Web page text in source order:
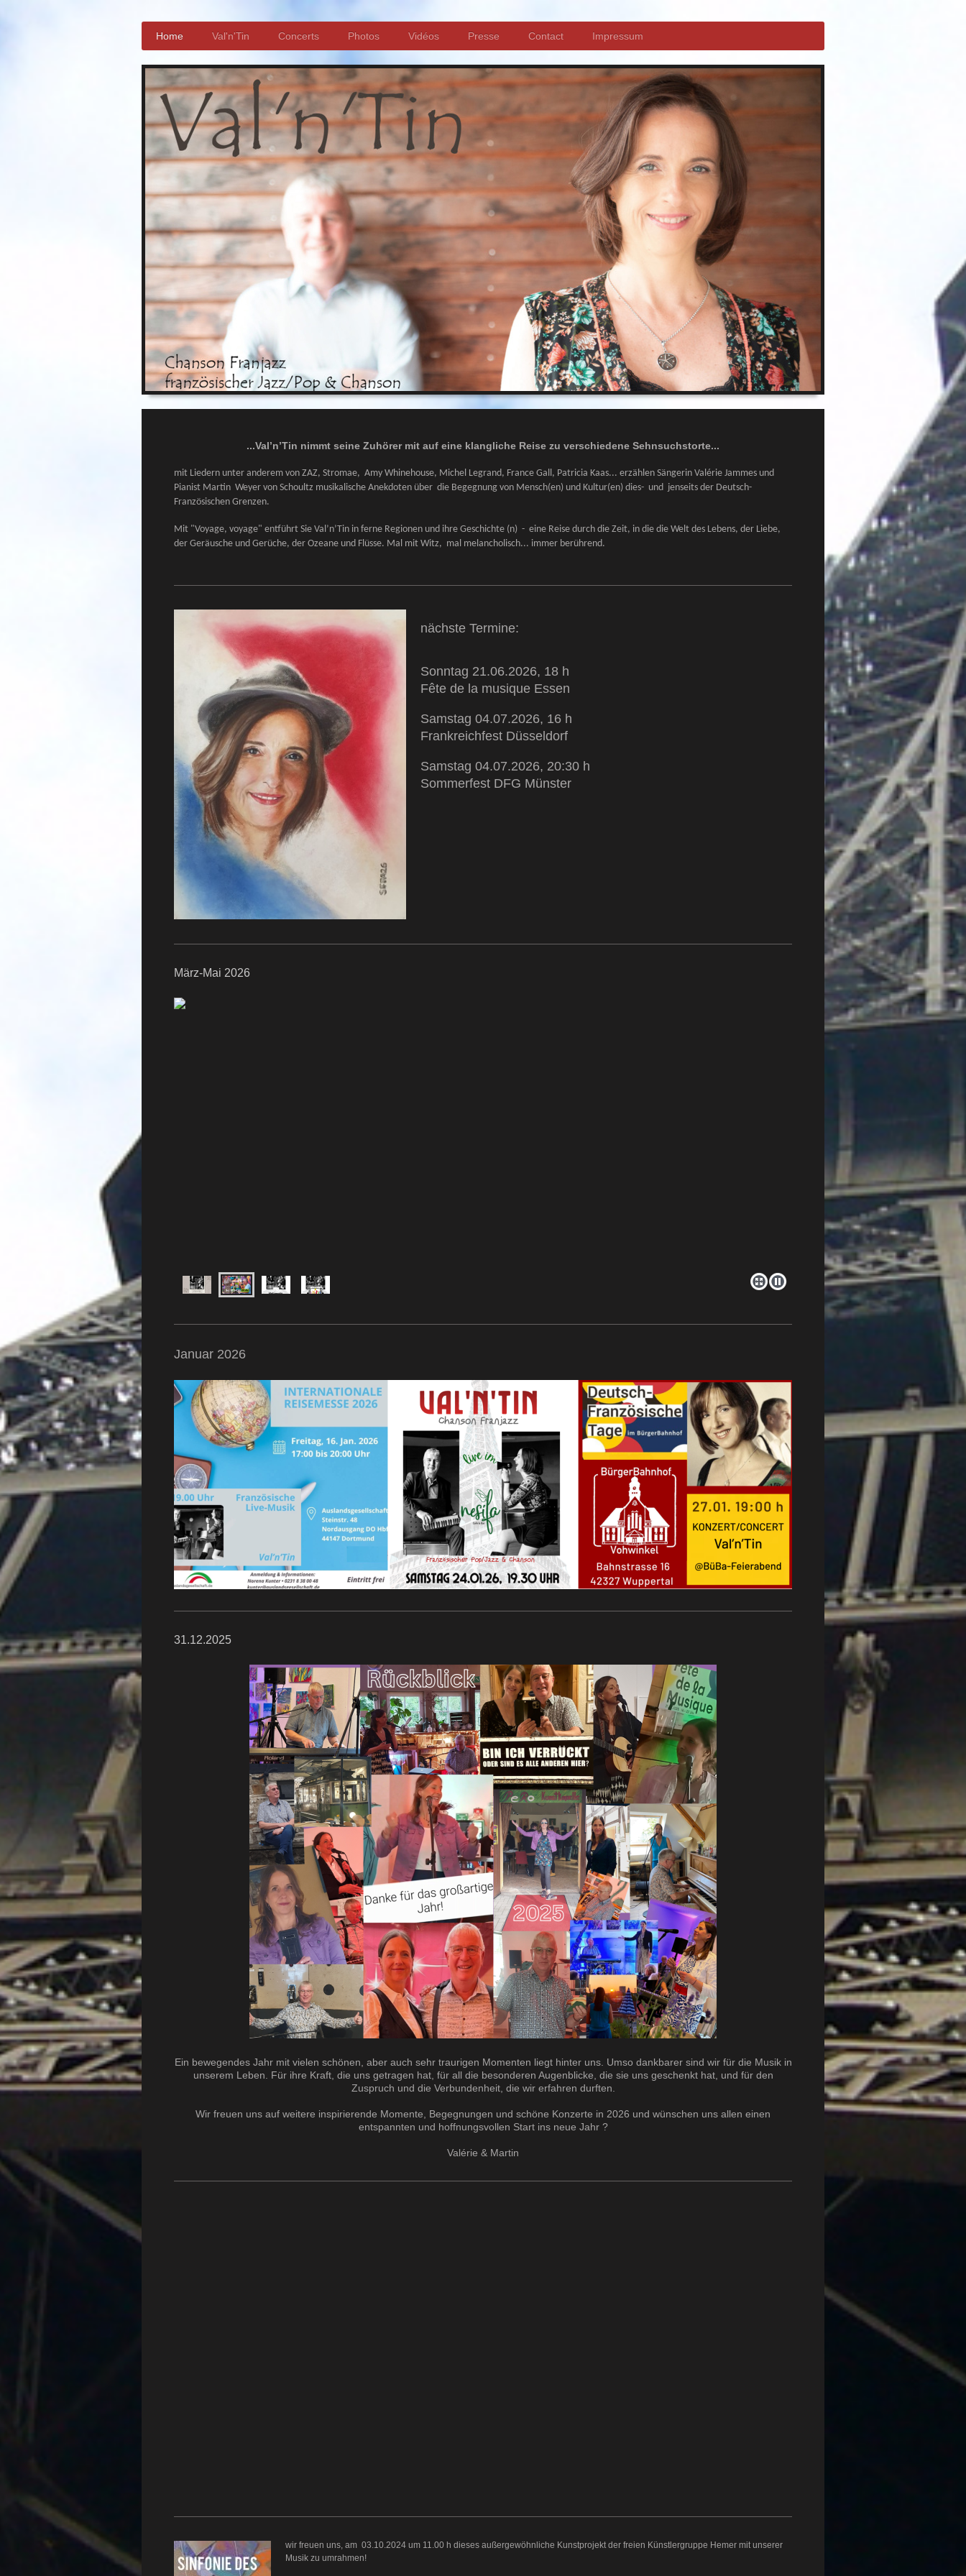
Home Val'n'Tin Concerts Photos Vidéos Presse Contact Impressum
...Val’n’Tin nimmt seine Zuhörer mit auf eine klangliche Reise zu verschiedene Sehnsuchstorte...
mit Liedern unter anderem von ZAZ, Stromae, Amy Whinehouse, Michel Legrand, France Gall, Patricia Kaas... erzählen Sängerin Valérie Jammes und
Pianist Martin Weyer von Schoultz musikalische Anekdoten über die Begegnung von Mensch(en) und Kultur(en) dies- und jenseits der Deutsch-
Französischen Grenzen.
Mit "Voyage, voyage" entführt Sie Val’n’Tin in ferne Regionen und ihre Geschichte (n) - eine Reise durch die Zeit, in die die Welt des Lebens, der Liebe,
der Geräusche und Gerüche, der Ozeane und Flüsse. Mal mit Witz, mal melancholisch... immer berührend.
nächste Termine:
Sonntag 21.06.2026, 18 h
Fête de la musique Essen
Samstag 04.07.2026, 16 h
Frankreichfest Düsseldorf
Samstag 04.07.2026, 20:30 h
Sommerfest DFG Münster
März-Mai 2026
Januar 2026
31.12.2025
Ein bewegendes Jahr mit vielen schönen, aber auch sehr traurigen Momenten liegt hinter uns. Umso dankbarer sind wir für die Musik in
unserem Leben. Für ihre Kraft, die uns getragen hat, für all die besonderen Augenblicke, die sie uns geschenkt hat, und für den
Zuspruch und die Verbundenheit, die wir erfahren durften.
Wir freuen uns auf weitere inspirierende Momente, Begegnungen und schöne Konzerte in 2026 und wünschen uns allen einen
entspannten und hoffnungsvollen Start ins neue Jahr ?
Valérie & Martin
wir freuen uns, am 03.10.2024 um 11.00 h dieses außergewöhnliche Kunstprojekt der freien Künstlergruppe Hemer mit unserer
Musik zu umrahmen!